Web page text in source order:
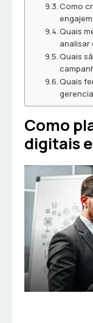
Como
Quais
analisar
Quais
Quais
Como
digitais